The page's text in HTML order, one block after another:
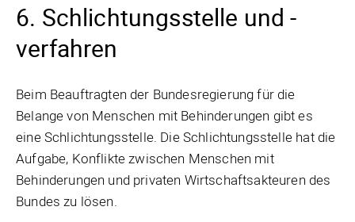
6. Schlichtungsstelle und -
verfahren
Beim Beauftragten der Bundesregierung für die
Belange von Menschen mit Behinderungen gibt es
eine Schlichtungsstelle. Die Schlichtungsstelle hat die
Aufgabe, Konflikte zwischen Menschen mit
Behinderungen und privaten Wirtschaftsakteuren des
Bundes zu lösen.